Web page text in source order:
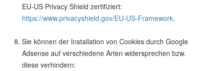
EU-US Privacy Shield zertifiziert:
https://www.privacyshield.gov/EU-US-Framework.
Sie können der Installation von Cookies durch Google
Adsense auf verschiedene Arten widersprechen bzw.
diese verhindern: